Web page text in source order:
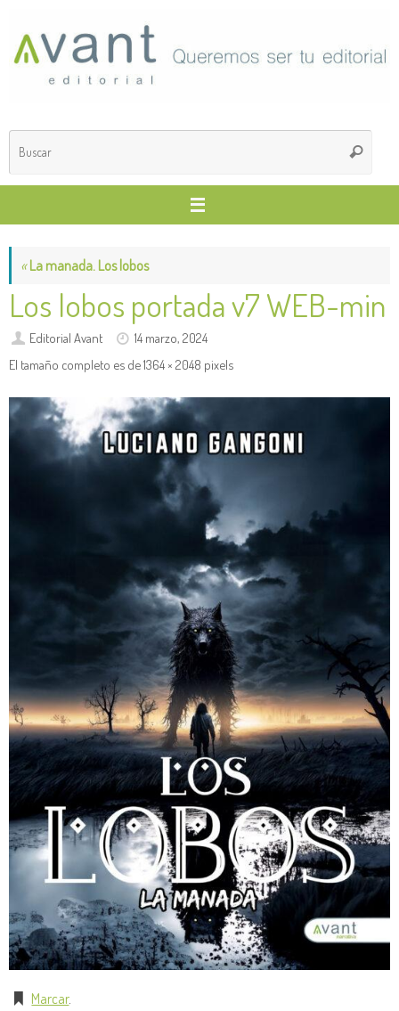
contenido
Buscar
«La manada. Los lobos
Los lobos portada v7 WEB-min
Editorial Avant
14 marzo, 2024
El tamaño completo es de1364 × 2048 pixels
Marcar.